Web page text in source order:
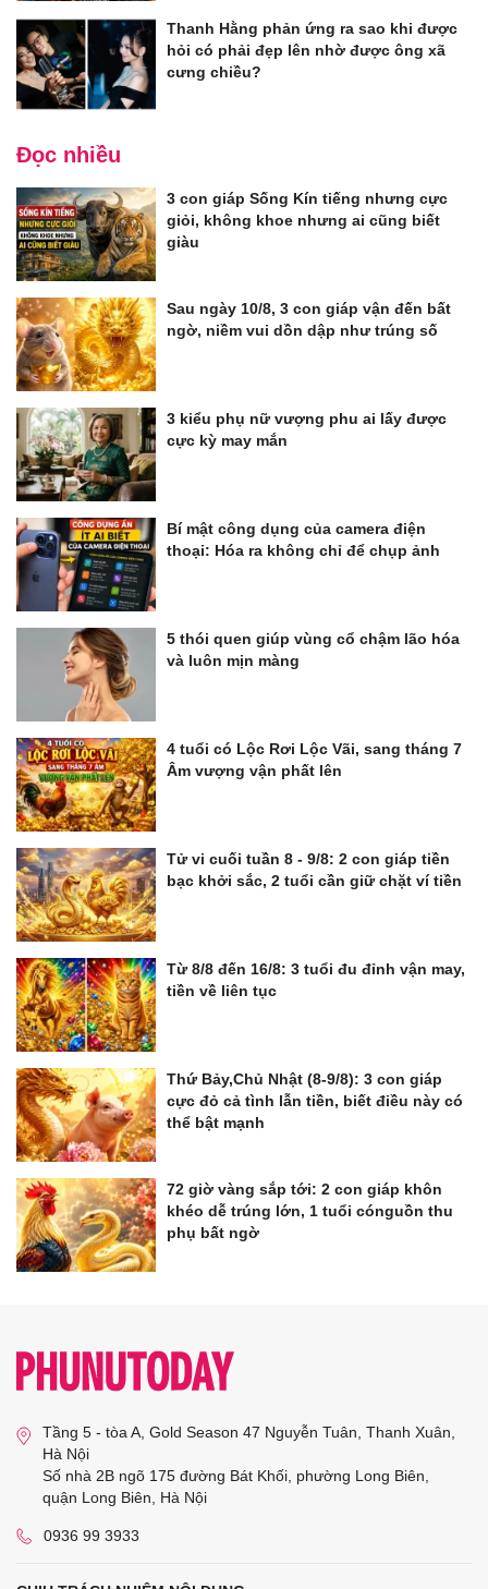
Thanh Hằng phản ứng ra sao khi được
hỏi có phải đẹp lên nhờ được ông xã
cưng chiều?
Đọc nhiều
3 con giáp Sống Kín tiếng nhưng cực
giỏi, không khoe nhưng ai cũng biết
giàu
Sau ngày 10/8, 3 con giáp vận đến bất
ngờ, niềm vui dồn dập như trúng số
3 kiểu phụ nữ vượng phu ai lấy được
cực kỳ may mắn
Bí mật công dụng của camera điện
thoại: Hóa ra không chỉ để chụp ảnh
5 thói quen giúp vùng cổ chậm lão hóa
và luôn mịn màng
4 tuổi có Lộc Rơi Lộc Vãi, sang tháng 7
Âm vượng vận phất lên
Tử vi cuối tuần 8 - 9/8: 2 con giáp tiền
bạc khởi sắc, 2 tuổi cần giữ chặt ví tiền
Từ 8/8 đến 16/8: 3 tuổi đu đỉnh vận may,
tiền về liên tục
Thứ Bảy,Chủ Nhật (8-9/8): 3 con giáp
cực đỏ cả tình lẫn tiền, biết điều này có
thể bật mạnh
72 giờ vàng sắp tới: 2 con giáp khôn
khéo dễ trúng lớn, 1 tuổi cónguồn thu
phụ bất ngờ
Tầng 5 - tòa A, Gold Season 47 Nguyễn Tuân, Thanh Xuân,
Hà Nội
Số nhà 2B ngõ 175 đường Bát Khối, phường Long Biên,
quận Long Biên, Hà Nội
0936 99 3933